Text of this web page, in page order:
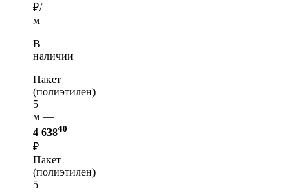
₽/
м
В
наличии
Пакет
(полиэтилен)
5
м —
4 63840
₽
Пакет
(полиэтилен)
5